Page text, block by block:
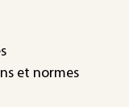
et normes